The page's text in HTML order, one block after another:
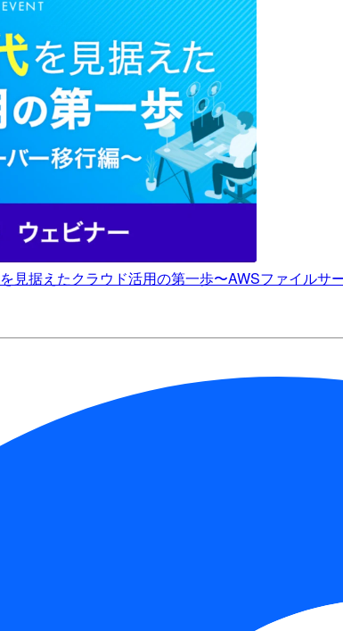
見据えたクラウド活用の第一歩〜AWSファイルサ